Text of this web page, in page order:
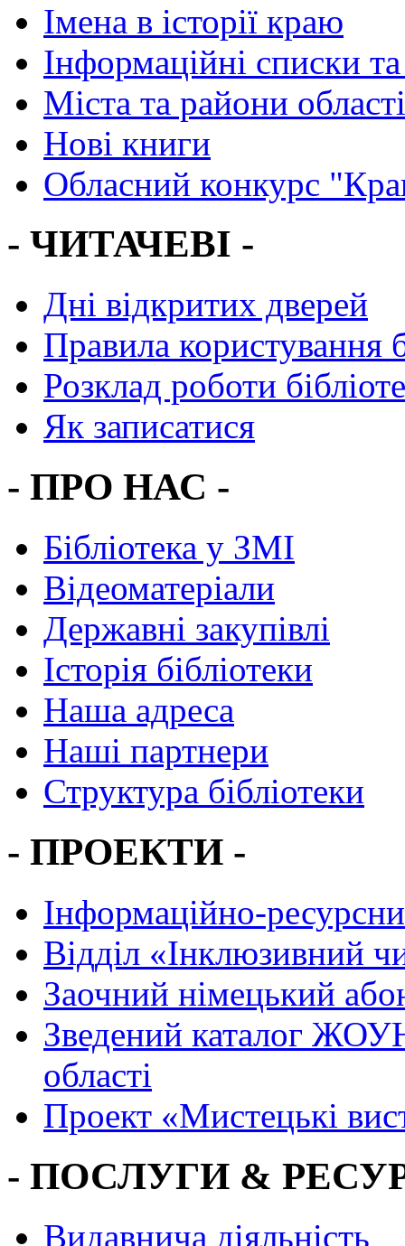
Імена в історії краю
Інформаційні списки
Міста та райони області
Нові книги
Обласний конкурс
- ЧИТАЧЕВІ -
Дні відкритих дверей
Правила користування
Розклад роботи
Як записатися
- ПРО НАС -
Бібліотека у ЗМІ
Відеоматеріали
Державні закупівлі
Історія бібліотеки
Наша адреса
Наші партнери
Структура бібліотеки
- ПРОЕКТИ -
Інформаційно-
Вiддiл «Інклюзивний
Заочний німецький
Зведений каталог
області
Проект «Мистецькі
- ПОСЛУГИ &
Видавнича діяльність